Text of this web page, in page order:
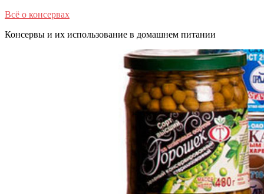
Перейти
содержимому
Всё о консервах
Консервы и их использование в домашнем питании